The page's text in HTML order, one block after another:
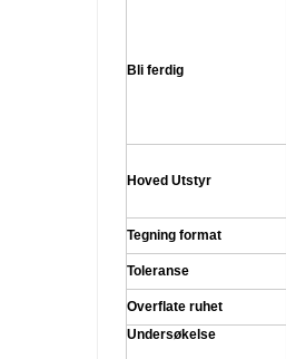
Bli ferdig
Hoved Utstyr
Tegning format
Toleranse
Overflate ruhet
Undersøkelse